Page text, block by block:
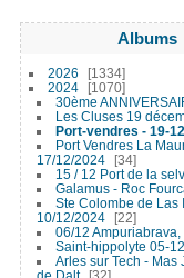
Albums
2026
1334
2024
1070
30ème
Les Cluses 19
Port-vendres - 19-
Port Vendres La
17/12/2024
34
15 / 12 Port de la
Galamus - Roc
Ste Colombe de Las
10/12/2024
22
06/12 Ampuriabrava,
Saint-hippolyte 05-
Arles sur Tech - Mas